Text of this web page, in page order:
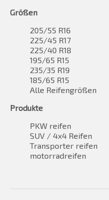
Größen
205/55 R16
225/45 R17
225/40 R18
195/65 R15
235/35 R19
185/65 R15
Alle Reifengrößen
Produkte
PKW reifen
SUV / 4x4 Reifen
Transporter reifen
motorradreifen